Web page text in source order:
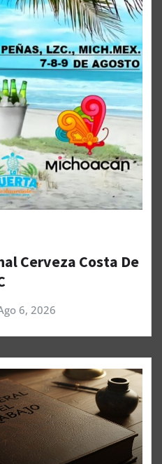
Cerveza Costa De
6, 2026